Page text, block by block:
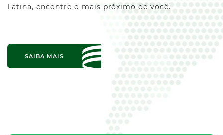
Latina, encontre o mais próximo de você.
SAIBA MAIS